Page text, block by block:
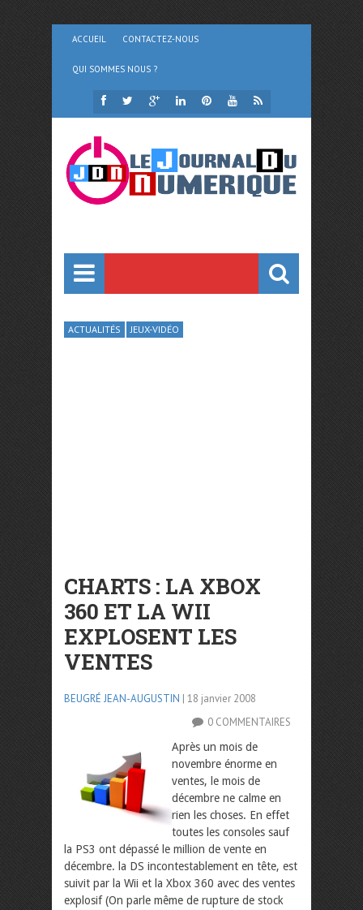
ACCUEIL CONTACTEZ-NOUS
QUI SOMMES NOUS ?
ACTUALITÉS JEUX-VIDÉO
CHARTS : LA XBOX
360 ET LA WII
EXPLOSENT LES
VENTES
BEUGRÉ JEAN-AUGUSTIN | 18 janvier 2008
0 COMMENTAIRES
Après un mois de
novembre énorme en
ventes, le mois de
décembre ne calme en
rien les choses. En effet
toutes les consoles sauf
la PS3 ont dépassé le million de vente en
décembre. la DS incontestablement en tête, est
suivit par la Wii et la Xbox 360 avec des ventes
explosif (On parle même de rupture de stock